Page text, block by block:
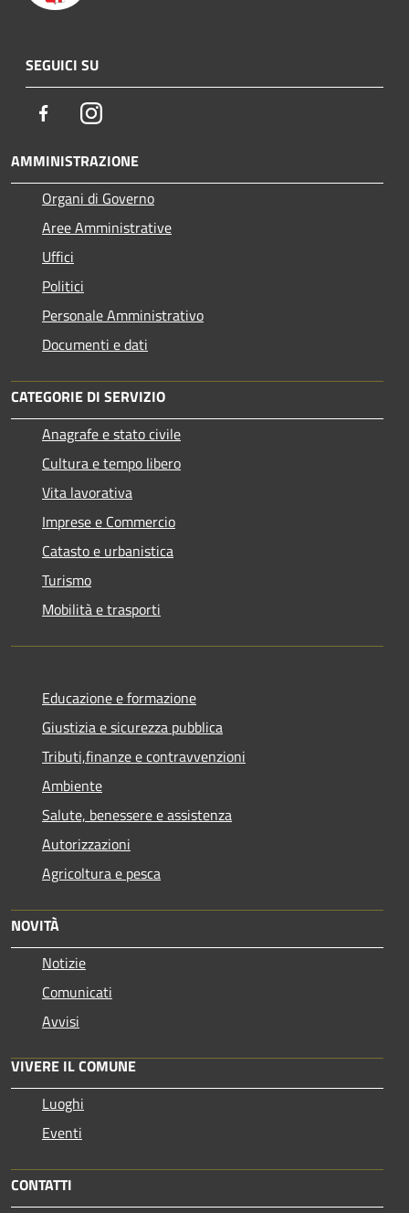
SEGUICI SU
FacebookInstagram
AMMINISTRAZIONE
Organi di Governo
Aree Amministrative
Uffici
Politici
Personale Amministrativo
Documenti e dati
CATEGORIE DI SERVIZIO
Anagrafe e stato civile
Cultura e tempo libero
Vita lavorativa
Imprese e Commercio
Catasto e urbanistica
Turismo
Mobilità e trasporti
Educazione e formazione
Giustizia e sicurezza pubblica
Tributi,finanze e contravvenzioni
Ambiente
Salute, benessere e assistenza
Autorizzazioni
Agricoltura e pesca
NOVITÀ
Notizie
Comunicati
Avvisi
VIVERE IL COMUNE
Luoghi
Eventi
CONTATTI